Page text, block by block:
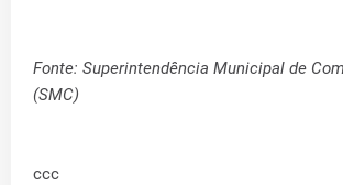
Fonte: Superintendência Municipal de
(SMC)
ccc